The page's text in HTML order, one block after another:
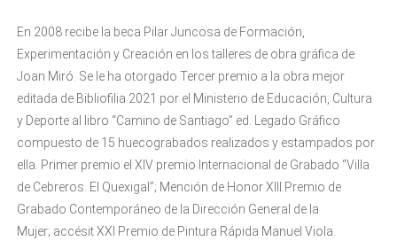
En 2008 recibe la beca Pilar Juncosa de Formación,
Experimentación y Creación en los talleres de obra gráfica de
Joan Miró. Se le ha otorgado Tercer premio a la obra mejor
editada de Bibliofilia 2021 por el Ministerio de Educación, Cultura
y Deporte al libro “Camino de Santiago” ed. Legado Gráfico
compuesto de 15 huecograbados realizados y estampados por
ella. Primer premio el XIV premio Internacional de Grabado “Villa
de Cebreros. El Quexigal”; Mención de Honor XIII Premio de
Grabado Contemporáneo de la Dirección General de la
Mujer; accésit XXI Premio de Pintura Rápida Manuel Viola.